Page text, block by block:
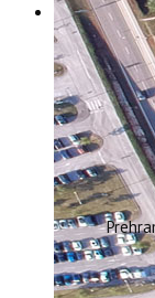
Zakonodavni
Akti Instituta
Linkovi
Kontakt
webmail
Popularizacija
ERASMUS+
HyPro4ST
DIGIAGRI
GreenTea
CIRCOLIVE